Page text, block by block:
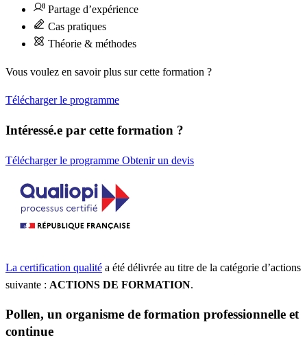
Partage d’expérience
Cas pratiques
Théorie & méthodes
Vous voulez en savoir plus sur cette formation ?
Télécharger le programme
Intéressé.e par cette formation ?
Télécharger le programme Obtenir un devis
La certification qualité a été délivrée au titre de la catégorie d’actions
suivante : ACTIONS DE FORMATION.
Pollen, un organisme de formation professionnelle et
continue